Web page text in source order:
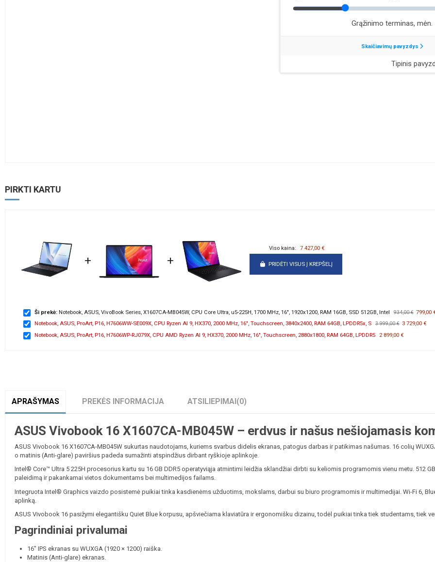
PIRKTI KARTU
+ +
Viso kaina: 7 427,00 €
PRIDĖTI VISUS Į KREPŠELĮ
Ši prekė: Notebook, ASUS, VivoBook Series, X1607CA-MB045W, CPU Core Ultra, u5-225H, 1700 MHz, 16", 1920x1200, RAM 16GB, SSD 512GB, Intel 934,00 € 799,00
Notebook, ASUS, ProArt, P16, H7606WW-SE009X, CPU Ryzen AI 9, HX370, 2000 MHz, 16", Touchscreen, 3840x2400, RAM 64GB, LPDDR5x, S
3 999,00 € 3 729,00 €
Notebook, ASUS, ProArt, P16, H7606WP-RJ079X, CPU AMD Ryzen AI 9, HX370, 2000 MHz, 16", Touchscreen, 2880x1800, RAM 64GB, LPDDR5
2 899,00 €
APRAŠYMAS PREKĖS INFORMACIJA ATSILIEPIMAI (0)
ASUS Vivobook 16 X1607CA-MB045W – erdvus ir našus nešiojamasis
ASUS Vivobook 16 X1607CA-MB045W sukurtas naudotojams, kuriems svarbus didelis ekranas, patogus darbas ir patikimas našumas. 16 colių
o matinis (Anti-glare) paviršius padeda sumažinti atspindžius dirbant ryškioje aplinkoje.
Intel® Core™ Ultra 5 225H procesorius kartu su 16 GB DDR5 operatyviąja atmintimi leidžia sklandžiai dirbti su keliomis programomis vienu metu. 512
paleidimą ir pakankamai vietos dokumentams bei multimedijos failams.
Integruota Intel® Graphics vaizdo posistemė puikiai tinka kasdienėms užduotims, mokslams, darbui su biuro programomis ir multimedijai. Wi-Fi 6,
aplinką.
ASUS Vivobook 16 pasižymi elegantišku Quiet Blue korpusu, apšviečiama klaviatūra ir ergonomišku dizainu, todėl puikiai tinka tiek studentams, tiek
Pagrindiniai privalumai
16" IPS ekranas su WUXGA (1920 × 1200) raiška.
Matinis (Anti-glare) ekranas.